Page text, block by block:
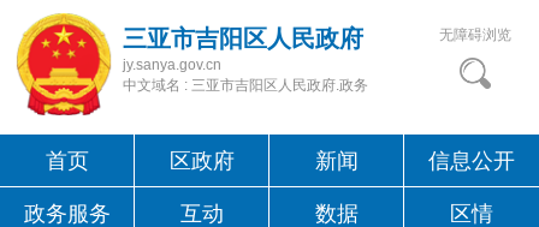
三亚市吉阳区人民政府
jy.sanya.gov.cn
中文域名 : 三亚市吉阳区人民政府.政务
无障碍浏览
首页 区政府 新闻 信息公开
政务服务 互动 数据 区情